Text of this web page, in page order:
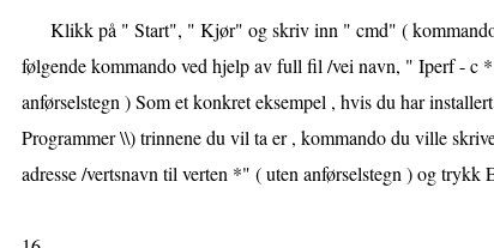
Klikk på " Start", " Kjør" og skriv inn " cmd" (
følgende kommando ved hjelp av full fil /vei navn, " Iperf - c
anførselstegn ) Som et konkret eksempel , hvis du har
Programmer \\) trinnene du vil ta er , kommando du ville
adresse /vertsnavn til verten *" ( uten anførselstegn ) og trykk